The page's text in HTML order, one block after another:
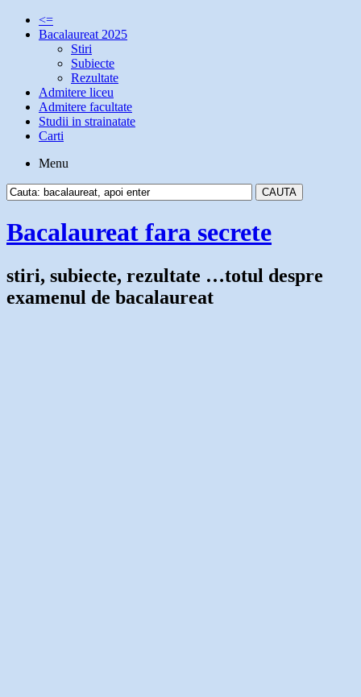
<=
Bacalaureat 2025
Stiri
Subiecte
Rezultate
Admitere liceu
Admitere facultate
Studii in strainatate
Carti
Menu
Bacalaureat fara secrete
stiri, subiecte, rezultate …totul despre
examenul de bacalaureat